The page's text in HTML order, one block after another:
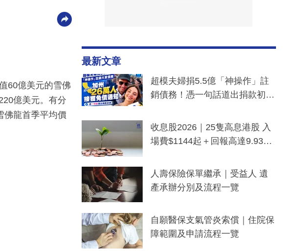
60億美元的雪佛
億美元。有分
佛龍首季平均價
最新文章
超模夫婦捐5.5億「神操作」註
銷債務！憑一句話道出捐款初
一度被誤當詐騙手段
收息股2026｜25隻高息港股 入
場費$1144起＋回報高達9.93
人壽保險保單繼承｜受益人 遺
產承辦分別及流程一覽
自願醫保支氣管炎索償｜住院保
障範圍及申請流程一覽